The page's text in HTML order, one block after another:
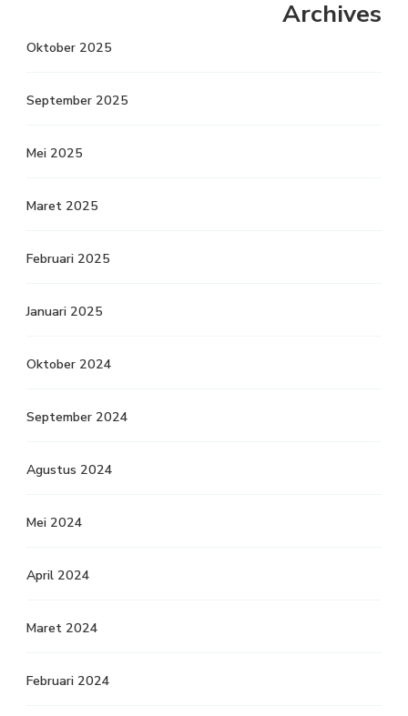
Archives
Oktober 2025
September 2025
Mei 2025
Maret 2025
Februari 2025
Januari 2025
Oktober 2024
September 2024
Agustus 2024
Mei 2024
April 2024
Maret 2024
Februari 2024